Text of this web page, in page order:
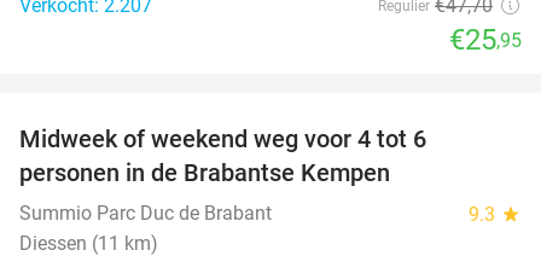
Verkocht: 2.207
Regulier €47,70
€25,95
Midweek of weekend weg voor 4 tot 6
personen in de Brabantse Kempen
Summio Parc Duc de Brabant 9.3 star
Diessen (11 km)